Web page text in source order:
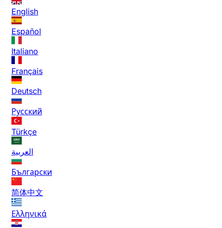
English
Español
Italiano
Français
Deutsch
Русский
Türkçe
العربية
Български
简体中文
Ελληνικά